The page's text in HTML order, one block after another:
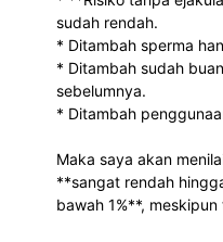
sudah rendah.
* Ditambah sperma
* Ditambah sudah
sebelumnya.
* Ditambah
Maka saya akan
**sangat rendah
bawah 1%**,